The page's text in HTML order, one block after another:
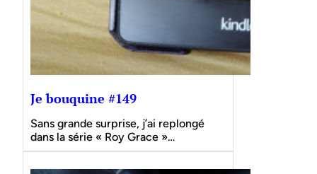
Je bouquine #149
Sans grande surprise, j’ai replongé
dans la série « Roy Grace »…